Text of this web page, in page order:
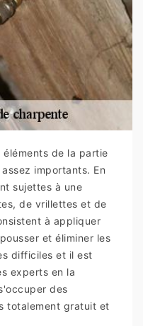
de la partie
importants. En
sujettes à une
de vrillettes et de
à appliquer
et éliminer les
difficiles et il est
experts en la
des
totalement gratuit et